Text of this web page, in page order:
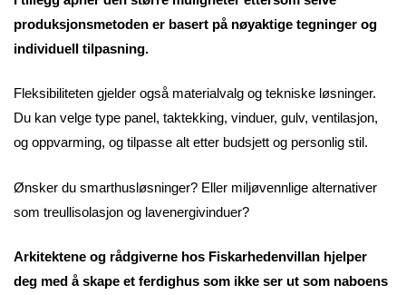
produksjonsmetoden er basert på nøyaktige tegninger og
individuell tilpasning.
Fleksibiliteten gjelder også materialvalg og tekniske løsninger.
Du kan velge type panel, taktekking, vinduer, gulv, ventilasjon,
og oppvarming, og tilpasse alt etter budsjett og personlig stil.
Ønsker du smarthusløsninger? Eller miljøvennlige alternativer
som treullisolasjon og lavenergivinduer?
Arkitektene og rådgiverne hos Fiskarhedenvillan hjelper
deg med å skape et ferdighus som ikke ser ut som naboens